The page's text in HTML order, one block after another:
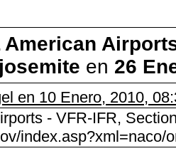
American
josemite en 26
en 10 Enero, 2010,
- VFR-IFR,
index.asp?xml=naco/